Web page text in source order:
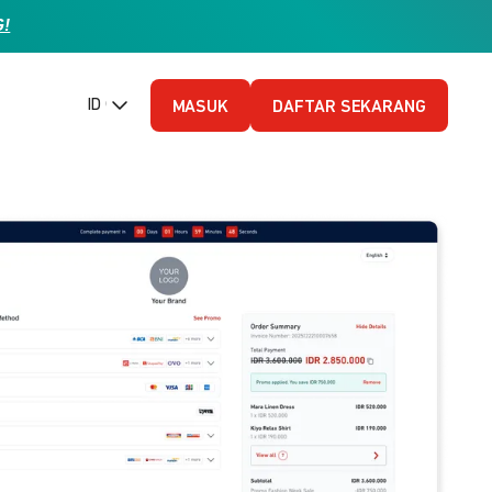
ID (Bahasa Indonesia)
MASUK DAFTAR SEKARANG